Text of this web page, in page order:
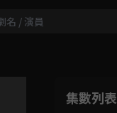
集數列表